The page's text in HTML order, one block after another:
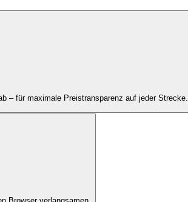
– für maximale Preistransparenz auf jeder Strecke.